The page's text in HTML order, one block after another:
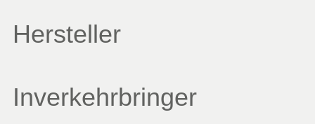
Hersteller
Inverkehrbringer